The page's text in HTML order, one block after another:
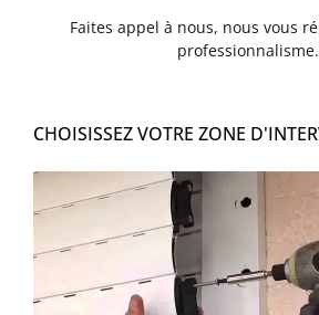
Faites appel à nous, nous vous
professionnalisme.
CHOISISSEZ VOTRE ZONE